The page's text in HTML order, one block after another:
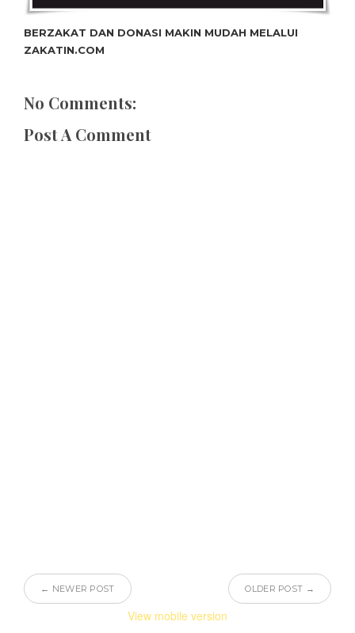
BERZAKAT DAN DONASI MAKIN MUDAH MELALUI
ZAKATIN.COM
No Comments:
Post A Comment
← NEWER POST OLDER POST →
View mobile version